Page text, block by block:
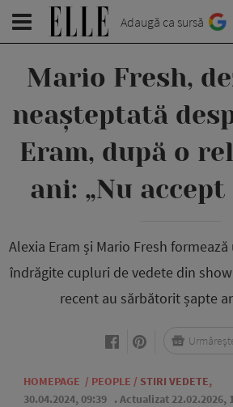
Adaugă ca sursă
Mario Fresh,
neașteptată
Eram, după o
ani: „Nu
Alexia Eram și Mario Fresh
îndrăgite cupluri de vedete din
recent au sărbătorit șapte
HOMEPAGE / PEOPLE / STIRI VEDETE,
30.04.2024, 09:39 . Actualizat 22.02.2026,